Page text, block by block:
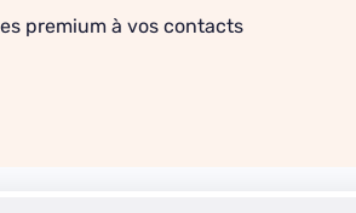
premium à vos contacts